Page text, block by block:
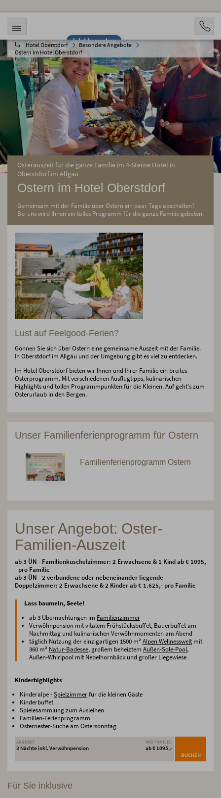
Jetzt bewerben
Hotel Oberstdorf
Besondere Angebote
Ostern im Hotel Oberstdorf
Osterauszeit für die ganze Familie im 4-Sterne Hotel in
Oberstdorf im Allgäu
Ostern im Hotel Oberstdorf
Gemeinsam mit der Familie über Ostern ein paar Tage abschalten?
Bei uns wird Ihnen ein tolles Programm für die ganze Familie geboten.
Lust auf Feelgood-Ferien?
Gönnen Sie sich über Ostern eine gemeinsame Auszeit mit der Familie.
In Oberstdorf im Allgäu und der Umgebung gibt es viel zu entdecken.
Im Hotel Oberstdorf bieten wir Ihnen und Ihrer Familie ein breites
Osterprogramm. Mit verschiedenen Ausflugtipps, kulinarischen
Highlights und tollen Programmpunkten für die Kleinen. Auf geht's zum
Osterurlaub in den Bergen.
Unser Familienferienprogramm für Ostern
Familienferienprogramm Ostern
Unser Angebot: Oster-
Familien-Auszeit
ab 3 ÜN - Familienkuschelzimmer: 2 Erwachsene & 1 Kind ab € 1095,
- pro Familie
ab 3 ÜN - 2 verbundene oder nebeneinander liegende
Doppelzimmer: 2 Erwachsene & 2 Kinder ab € 1.625,- pro Familie
Lass baumeln, Seele!
ab 3 Übernachtungen im Familienzimmer
Verwöhnpension mit vitalem Frühstücksbuffet, Bauerbuffet am
Nachmittag und kulinarischen Verwöhnmomenten am Abend
täglich Nutzung der einzigartigen 1500 m²Alpen Wellnesswelt mit
360 m² Natur-Badesee, großem beheiztem Außen-Sole-Pool,
Außen-Whirlpool mit Nebelhornblick und großer Liegewiese
Kinderhighlights
Kinderalpe -Spielzimmerfür die kleinen Gäste
Kinderbuffet
Spielesammlung zum Ausleihen
Familien-Ferienprogramm
Osternester-Suche am Ostersonntag
ANGEBOT
3 Nächte inkl. Verwöhnpension
PRO FAMILIE
ab € 1095 ,-
BUCHEN
Für Sie inklusive